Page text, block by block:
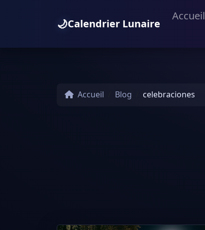
🌙Calendrier Lunaire
Accueil
Accueil Blog celebraciones